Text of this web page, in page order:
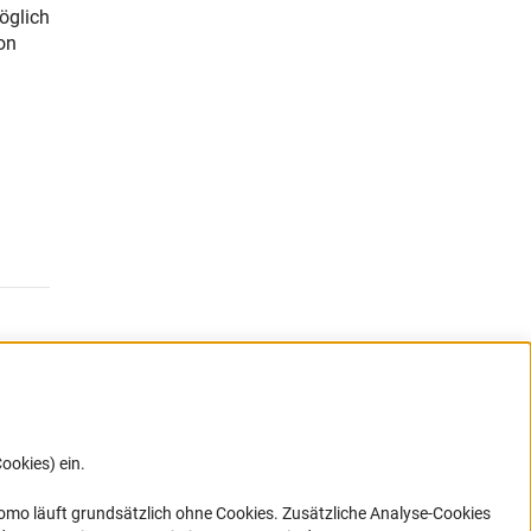
ein.
Link)
läuft grundsätzlich ohne Cookies. Zusätzliche Analyse-Cookies